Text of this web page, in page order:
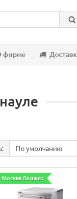
фирме
Москва Волжск